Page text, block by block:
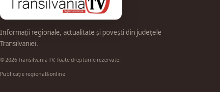
Informații regionale, actualitate și povești din județele
Transilvaniei.
© 2026 Transilvania TV. Toate drepturile rezervate.
Publicație regională online